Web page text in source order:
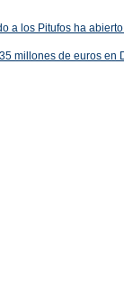
a los Pitufos ha
millones de euros en